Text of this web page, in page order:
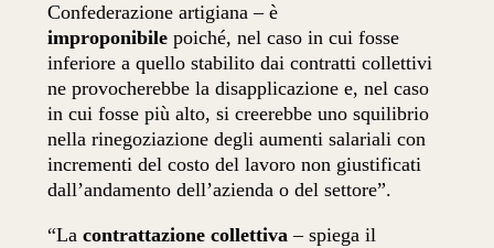
Confederazione artigiana – è
improponibile poiché, nel caso in cui fosse
inferiore a quello stabilito dai contratti collettivi
ne provocherebbe la disapplicazione e, nel caso
in cui fosse più alto, si creerebbe uno squilibrio
nella rinegoziazione degli aumenti salariali con
incrementi del costo del lavoro non giustificati
dall’andamento dell’azienda o del settore”.
“La contrattazione collettiva – spiega il